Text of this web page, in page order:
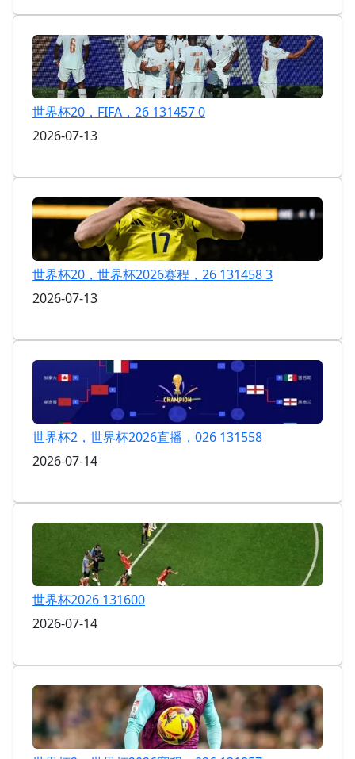
世界杯20，FIFA，26 131457 0
2026-07-13
世界杯20，世界杯2026赛程，26 131458 3
2026-07-13
世界杯2，世界杯2026直播，026 131558
2026-07-14
世界杯2026 131600
2026-07-14